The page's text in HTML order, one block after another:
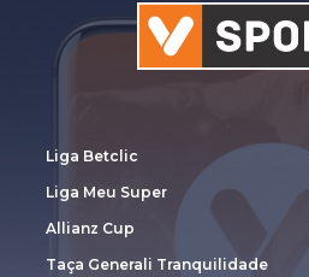
Liga Betclic
Liga Meu Super
Allianz Cup
Taça Generali Tranquilidade